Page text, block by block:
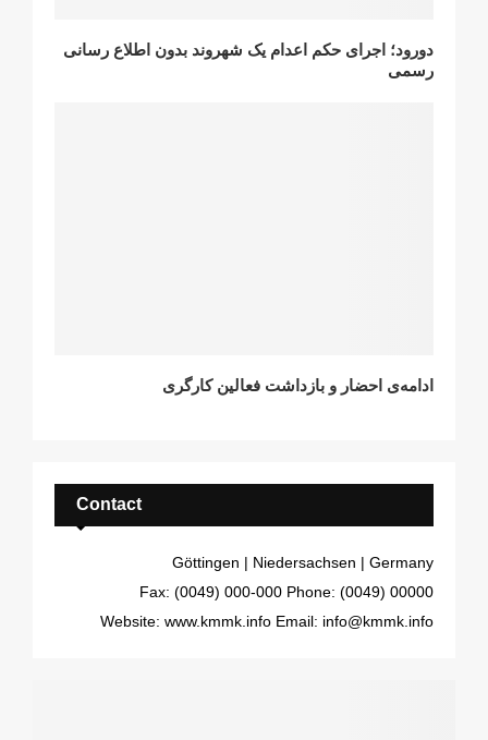
دورود؛ اجرای حکم اعدام یک شهروند بدون اطلاع رسانی
رسمی
ادامەی احضار و بازداشت فعالین کارگری
Contact
Göttingen | Niedersachsen | Germany
Phone: (0049) 00000
Fax: (0049) 000-000
Email: info@kmmk.info
Website: www.kmmk.info